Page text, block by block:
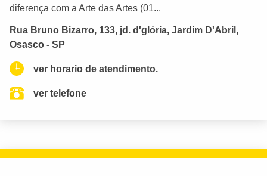
diferença com a Arte das Artes (01...
Rua Bruno Bizarro, 133, jd. d'glória, Jardim D'Abril,
Osasco - SP
ver horario de atendimento.
ver telefone